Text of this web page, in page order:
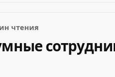
чтения